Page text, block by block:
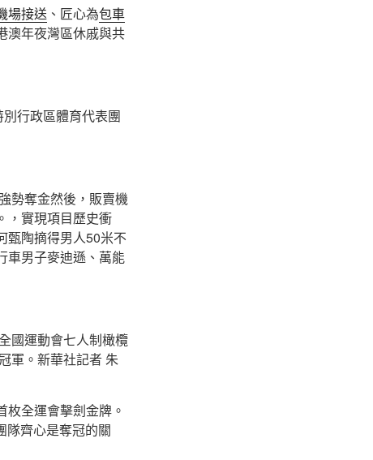
場接送 、匠心為包車
澳年夜灣區休戚與共
行政區體育代表團
勢奪金然後，販賣機
，實現項目歷史衝
甄陶摘得男人50米不
車男子麥迪遜、萬能
國運動會七人制橄欖
軍。新華社記者 朱
全運會擊劍金牌。
隊齊心是奪冠的關